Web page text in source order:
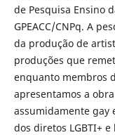
de Pesquisa Ensino
GPEACC/CNPq. A
da produção de
produções que
enquanto membros
apresentamos a
assumidamente gay
dos diretos LGBTI+